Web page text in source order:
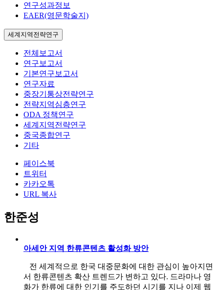
연구성과정보
EAER(영문학술지)
세계지역전략연구
전체보고서
연구보고서
기본연구보고서
연구자료
중장기통상전략연구
전략지역심층연구
ODA 정책연구
세계지역전략연구
중국종합연구
기타
페이스북
트위터
카카오톡
URL 복사
한준성
아세안 지역 한류콘텐츠 활성화 방안
전 세계적으로 한국 대중문화에 대한 관심이 높아지면
서 한류콘텐츠 확산 트렌드가 변하고 있다. 드라마나 영
화가 한류에 대한 인기를 주도하던 시기를 지나 이제 웹